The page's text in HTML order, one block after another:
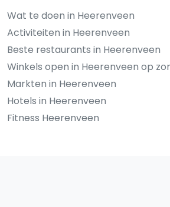
Wat te doen in Heerenveen
Activiteiten in Heerenveen
Beste restaurants in Heerenveen
Winkels open in Heerenveen op
Markten in Heerenveen
Hotels in Heerenveen
Fitness Heerenveen